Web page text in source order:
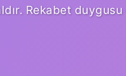
Rekabet